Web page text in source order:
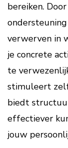
bereiken.
ondersteuning
verwerven in
je concrete
te
stimuleert
biedt
effectiever
jouw